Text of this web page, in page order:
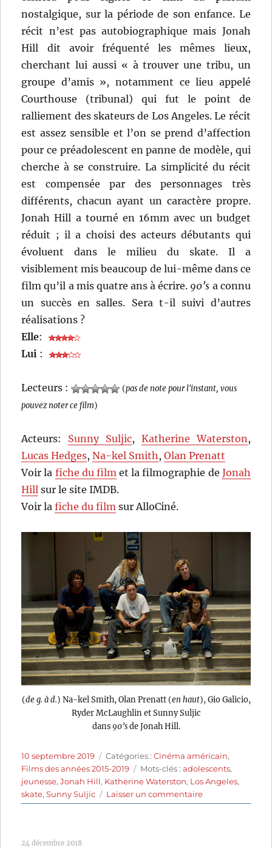
nostalgique, sur la période de son enfance. Le
récit n’est pas autobiographique mais Jonah
Hill dit avoir fréquenté les mêmes lieux,
cherchant lui aussi « à trouver une tribu, un
groupe d’amis », notamment ce lieu appelé
Courthouse (tribunal) qui fut le point de
ralliement des skateurs de Los Angeles. Le récit
est assez sensible et l’on se prend d’affection
pour ce préadolescent en panne de modèle, qui
cherche à se construire. La simplicité du récit
est compensée par des personnages très
différents, chacun ayant un caractère propre.
Jonah Hill a tourné en 16mm avec un budget
réduit ; il a choisi des acteurs débutants qui
évoluent dans le milieu du skate. Il a
visiblement mis beaucoup de lui-même dans ce
film qu’il a mis quatre ans à écrire. 90’s a connu
un succès en salles. Sera t-il suivi d’autres
réalisations ?
Elle:
Lui :
Lecteurs : (pas de note pour l'instant, vous
pouvez noter ce film)
Acteurs: Sunny Suljic, Katherine Waterston,
Lucas Hedges,Na-kel Smith,Olan Prenatt
Voir la fiche du filmet la filmographie de Jonah
Hill sur le site IMDB.
Voir lafiche du film sur AlloCiné.
(de g. à d.) Na-kel Smith, Olan Prenatt (en haut), Gio Galicio,
Ryder McLaughlin et Sunny Suljic
dans90’sde Jonah Hill.
Publié
le
10 septembre 2019 Catégories
Catégories :Cinéma américain,
Films des années 2015-2019
Étiquettes
Mots-clés :adolescents,
jeunesse,Jonah Hill, Katherine Waterston, Los Angeles,
skate,Sunny Suljic Laisser un commentairesur
90’s
24 décembre 2018